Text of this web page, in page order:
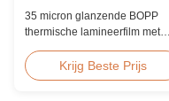
EVA Hoge Snelheid
60m/min
35 micron glanzende BOPP
thermische lamineerfilm met
kleefstof, 2200 mm breed, 60
m/min lamineersnelheid, 92%
Krijg Beste Prijs